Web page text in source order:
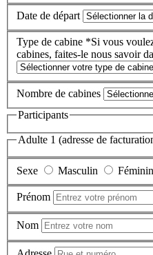
Date de départ
Type de cabine *Si vous
cabines, faites-le nous savoir
Nombre de cabines
Participants
Adulte 1 (adresse de
Sexe Masculin Féminin
Prénom
Nom